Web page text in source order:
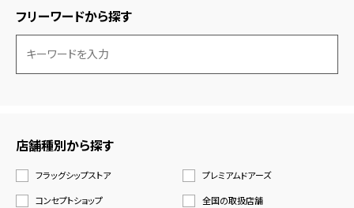
フリーワードから探す
店舗種別から探す
フラッグシップストア
プレミアムドアーズ
コンセプトショップ
全国の取扱店舗